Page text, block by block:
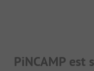
PiNCAMP est